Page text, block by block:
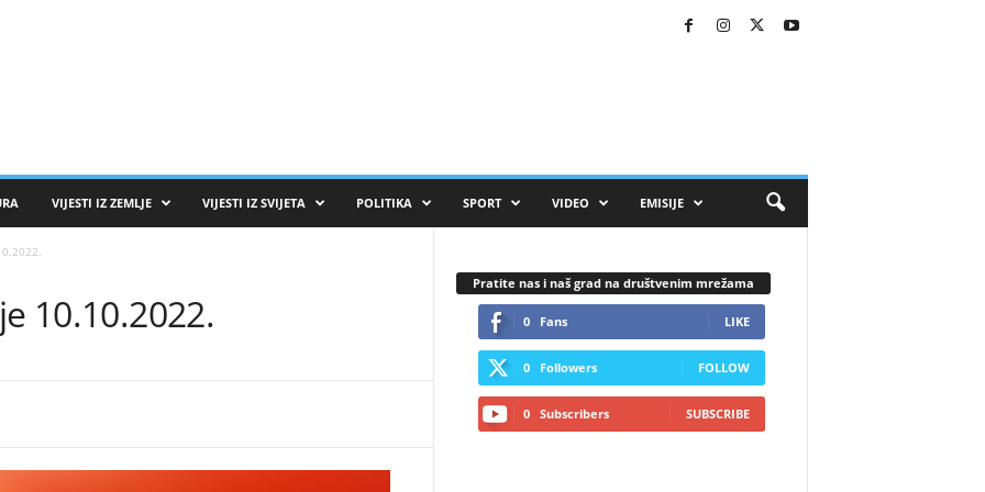
VIJESTI IZ ZEMLJE VIJESTI IZ SVIJETA POLITIKA SPORT VIDEO EMISIJE
10.10.2022.
Pratite nas i naš grad na društvenim mrežama
0 Fans LIKE
0 Followers FOLLOW
0 Subscribers SUBSCRIBE